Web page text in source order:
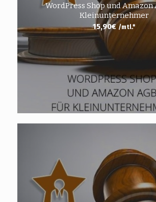
WordPress Shop und Amazon
Kleinunternehmer
15,90€ /mtl.*